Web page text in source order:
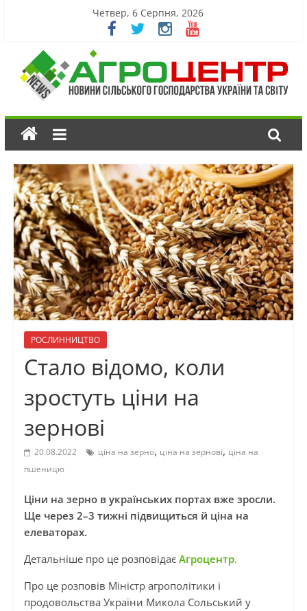
Четвер, 6 Серпня, 2026
РОСЛИННИЦТВО
Стало відомо, коли
зростуть ціни на
зернові
20.08.2022 ціна на зерно, ціна на зернові, ціна на
пшеницю
Ціни на зерно в українських портах вже зросли.
Ще через 2–3 тижні підвищиться й ціна на
елеваторах.
Детальніше про це розповідає Агроцентр.
Про це розповів Міністр агрополітики і
продовольства України Микола Сольський у